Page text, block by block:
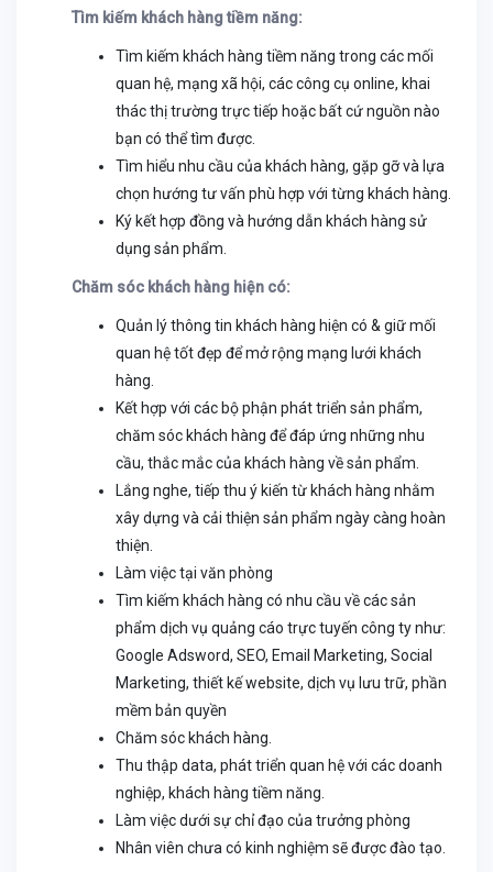
Tìm kiếm khách hàng tiềm năng:
Tìm kiếm khách hàng tiềm năng trong các mối
quan hệ, mạng xã hội, các công cụ online, khai
thác thị trường trực tiếp hoặc bất cứ nguồn nào
bạn có thể tìm được.
Tìm hiểu nhu cầu của khách hàng, gặp gỡ và lựa
chọn hướng tư vấn phù hợp với từng khách hàng.
Ký kết hợp đồng và hướng dẫn khách hàng sử
dụng sản phẩm.
Chăm sóc khách hàng hiện có:
Quản lý thông tin khách hàng hiện có & giữ mối
quan hệ tốt đẹp để mở rộng mạng lưới khách
hàng.
Kết hợp với các bộ phận phát triển sản phẩm,
chăm sóc khách hàng để đáp ứng những nhu
cầu, thắc mắc của khách hàng về sản phẩm.
Lắng nghe, tiếp thu ý kiến từ khách hàng nhằm
xây dựng và cải thiện sản phẩm ngày càng hoàn
thiện.
Làm việc tại văn phòng
Tìm kiếm khách hàng có nhu cầu về các sản
phẩm dịch vụ quảng cáo trực tuyến công ty như:
Google Adsword, SEO, Email Marketing, Social
Marketing, thiết kế website, dịch vụ lưu trữ, phần
mềm bản quyền
Chăm sóc khách hàng.
Thu thập data, phát triển quan hệ với các doanh
nghiệp, khách hàng tiềm năng.
Làm việc dưới sự chỉ đạo của trưởng phòng
Nhân viên chưa có kinh nghiệm sẽ được đào tạo.